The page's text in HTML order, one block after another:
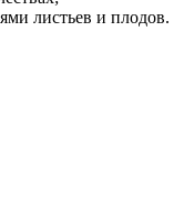
листьев и плодов.